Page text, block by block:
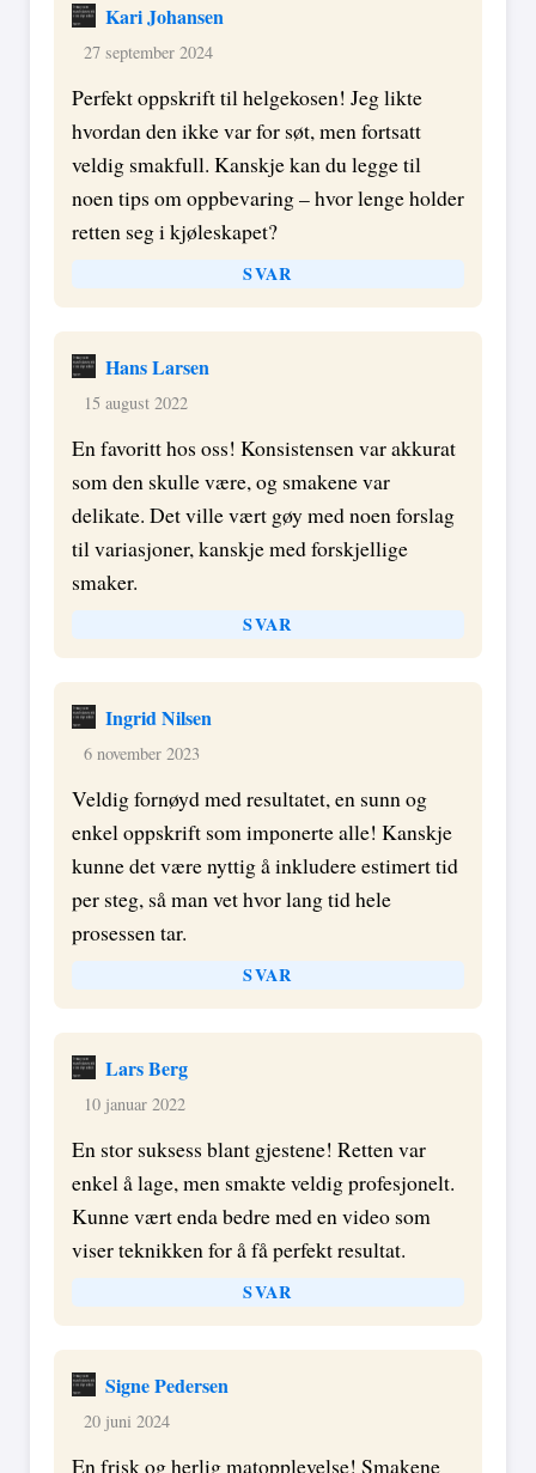
Kari Johansen
27 september 2024
Perfekt oppskrift til helgekosen! Jeg likte
hvordan den ikke var for søt, men fortsatt
veldig smakfull. Kanskje kan du legge til
noen tips om oppbevaring – hvor lenge holder
retten seg i kjøleskapet?
SVAR
Hans Larsen
15 august 2022
En favoritt hos oss! Konsistensen var akkurat
som den skulle være, og smakene var
delikate. Det ville vært gøy med noen forslag
til variasjoner, kanskje med forskjellige
smaker.
SVAR
Ingrid Nilsen
6 november 2023
Veldig fornøyd med resultatet, en sunn og
enkel oppskrift som imponerte alle! Kanskje
kunne det være nyttig å inkludere estimert tid
per steg, så man vet hvor lang tid hele
prosessen tar.
SVAR
Lars Berg
10 januar 2022
En stor suksess blant gjestene! Retten var
enkel å lage, men smakte veldig profesjonelt.
Kunne vært enda bedre med en video som
viser teknikken for å få perfekt resultat.
SVAR
Signe Pedersen
20 juni 2024
En frisk og herlig matopplevelse! Smakene